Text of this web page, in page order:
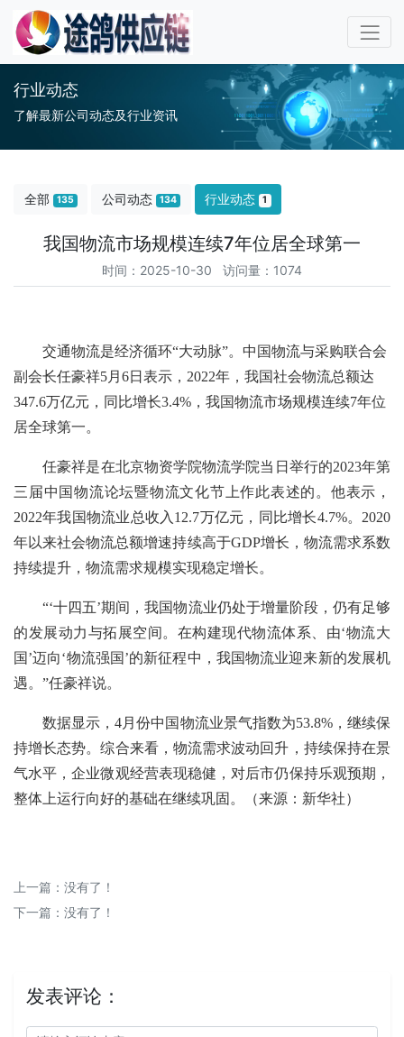
行业动态
了解最新公司动态及行业资讯
全部 135 公司动态 134 行业动态 1
我国物流市场规模连续7年位居全球第一
时间：2025-10-30 访问量：1074
交通物流是经济循环“大动脉”。中国物流与采购联合会
副会长任豪祥5月6日表示，2022年，我国社会物流总额达
347.6万亿元，同比增长3.4%，我国物流市场规模连续7年位
居全球第一。
任豪祥是在北京物资学院物流学院当日举行的2023年第
三届中国物流论坛暨物流文化节上作此表述的。他表示，
2022年我国物流业总收入12.7万亿元，同比增长4.7%。2020
年以来社会物流总额增速持续高于GDP增长，物流需求系数
持续提升，物流需求规模实现稳定增长。
“‘十四五’期间，我国物流业仍处于增量阶段，仍有足够
的发展动力与拓展空间。在构建现代物流体系、由‘物流大
国’迈向‘物流强国’的新征程中，我国物流业迎来新的发展机
遇。”任豪祥说。
数据显示，4月份中国物流业景气指数为53.8%，继续保
持增长态势。综合来看，物流需求波动回升，持续保持在景
气水平，企业微观经营表现稳健，对后市仍保持乐观预期，
整体上运行向好的基础在继续巩固。（来源：新华社）
上一篇：没有了！
下一篇：没有了！
发表评论：